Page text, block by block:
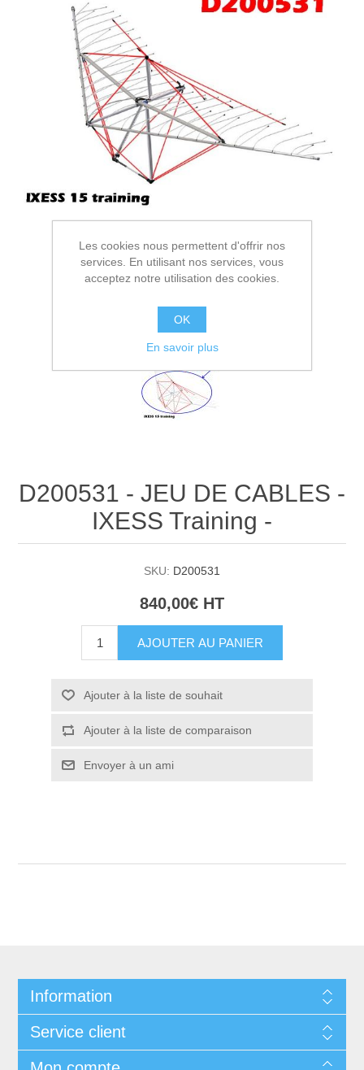
D200531 - JEU DE CABLES -
IXESS Training -
SKU: D200531
840,00€ HT
AJOUTER AU PANIER
Ajouter à la liste de souhait
Ajouter à la liste de comparaison
Envoyer à un ami
Information
Service client
Les cookies nous permettent d'offrir nos
services. En utilisant nos services, vous
acceptez notre utilisation des cookies.
OK
En savoir plus